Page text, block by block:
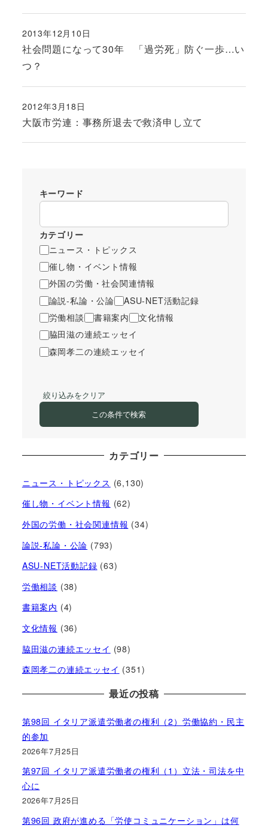
社会問題になって30年 「過労死」防ぐ一歩…い
つ？
投稿日
2013年12月10日
大阪市労連：事務所退去で救済申し立て
投稿日
2012年3月18日
キーワード
カテゴリー
ニュース・トピックス
催し物・イベント情報
外国の労働・社会関連情報
論説-私論・公論
ASU-NET活動記録
労働相談
書籍案内
文化情報
脇田滋の連続エッセイ
森岡孝二の連続エッセイ
絞り込みをクリア
この条件で検索
カテゴリー
ニュース・トピックス (6,130)
催し物・イベント情報 (62)
外国の労働・社会関連情報 (34)
論説-私論・公論 (793)
ASU-NET活動記録 (63)
労働相談 (38)
書籍案内 (4)
文化情報 (36)
脇田滋の連続エッセイ (98)
森岡孝二の連続エッセイ (351)
最近の投稿
第98回 イタリア派遣労働者の権利（2）労働協約・民主
的参加
2026年7月25日
第97回 イタリア派遣労働者の権利（1）立法・司法を中
心に
2026年7月25日
第96回 政府が進める「労使コミュニケーション」は何